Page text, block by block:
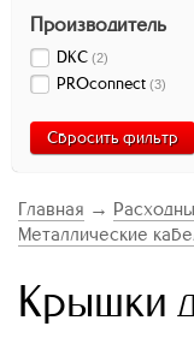
Производитель
DKC (2)
PROconnect (3)
Сбросить фильтр
Главная →
Металлические
Крышки